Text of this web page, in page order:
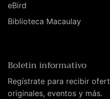
eBird
Biblioteca Macaulay
Boletin informativo
Regístrate para recibir
originales, eventos y más.